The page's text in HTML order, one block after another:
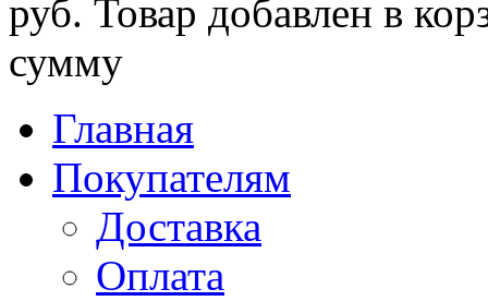
руб. Товар добавлен в
сумму
Главная
Покупателям
Доставка
Оплата